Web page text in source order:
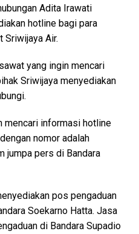
Adita Irawati
hotline bagi para
Sriwijaya Air.
yang ingin mencari
Sriwijaya menyediakan
mencari informasi hotline
nomor adalah
jumpa pers di Bandara
pos pengaduan
Soekarno Hatta. Jasa
di Bandara Supadio